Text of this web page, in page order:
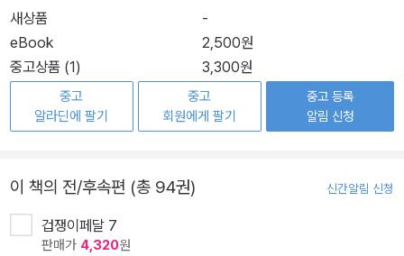
새상품
-
eBook
2,500원
중고상품 (1)
3,300원
중고
알라딘에 팔기
중고
회원에게 팔기
중고 등록
알림 신청
이 책의 전/후속편 (총 94권) 신간알림 신청
겁쟁이페달 7
판매가 4,320원